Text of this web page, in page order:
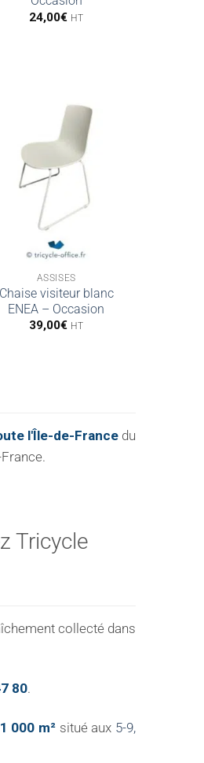
24,00€ HT
ASSISES
Chaise visiteur blanc
ENEA – Occasion
39,00€ HT
l'Île-de-Francedu
Tricycle
collecté dans
80.
000 m² situé aux 5-9,